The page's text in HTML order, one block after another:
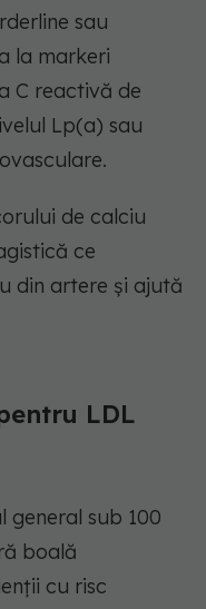
sau
la markeri
C reactivă de
Lp(a) sau
de calciu
ce
din artere și ajută
LDL
general sub 100
boală
cu risc